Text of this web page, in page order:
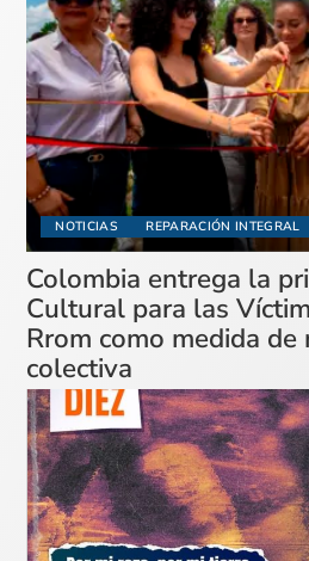
NOTICIAS REPARACIÓN INTEGRAL
Colombia entrega la
Cultural para las
Rrom como medida de
colectiva